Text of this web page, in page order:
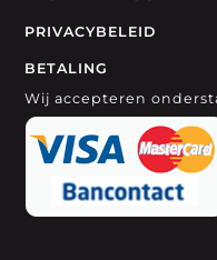
PRIVACYBELEID
BETALING
Wij accepteren